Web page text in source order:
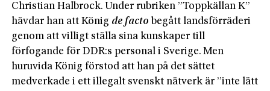
Christian Halbrock. Under rubriken ”Toppkällan K”
hävdar han att König de facto begått landsförräderi
genom att villigt ställa sina kunskaper till
förfogande för DDR:s personal i Sverige. Men
huruvida König förstod att han på det sättet
medverkade i ett illegalt svenskt nätverk är ”inte lätt